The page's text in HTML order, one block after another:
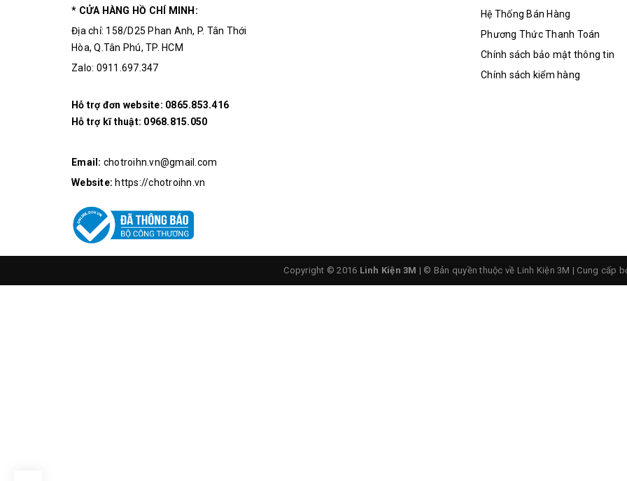
* CỬA HÀNG HỒ CHÍ MINH:
Địa chỉ: 158/D25 Phan Anh, P. Tân Thới
Hòa, Q.Tân Phú, TP. HCM
Zalo: 0911.697.347
Hỗ trợ đơn website: 0865.853.416
Hỗ trợ kĩ thuật: 0968.815.050
Email: chotroihn.vn@gmail.com
Website: https://chotroihn.vn
Hệ Thống Bán Hàng
Phương Thức Thanh Toán
Chính sách bảo mật thông tin
Chính sách kiểm hàng
Copyright © 2016 Linh Kiện 3M | © Bản quyền thuộc về Linh Kiện 3M | Cung cấp